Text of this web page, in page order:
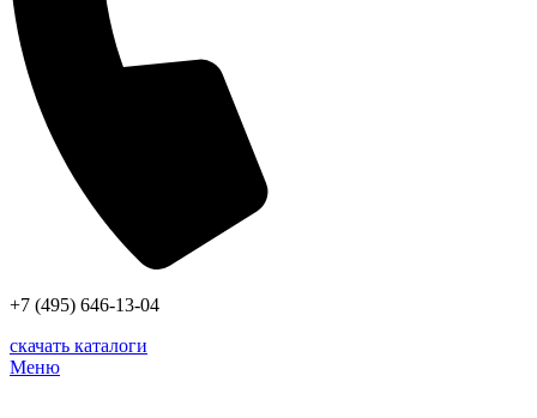
+7 (495) 646-13-04
скачать каталоги
Меню